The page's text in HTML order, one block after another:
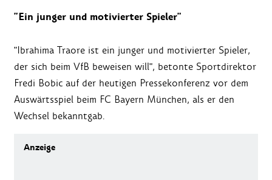
"Ein junger und motivierter Spieler"
"Ibrahima Traore ist ein junger und motivierter Spieler,
der sich beim VfB beweisen will", betonte Sportdirektor
Fredi Bobic auf der heutigen Pressekonferenz vor dem
Auswärtsspiel beim FC Bayern München, als er den
Wechsel bekanntgab.